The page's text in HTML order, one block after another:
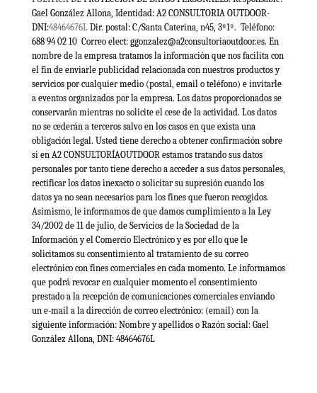
Gael González Allona, Identidad: A2 CONSULTORIA OUTDOOR-
DNI:48464676LDir. postal: C/Santa Caterina, n45, 3º1º. Teléfono:
688 94 02 10 Correo elect: ggonzalez@a2consultoriaoutdoor.es. En
nombre de la empresa tratamos la información que nos facilita con
el fin de enviarle publicidad relacionada con nuestros productos y
servicios por cualquier medio (postal, email o teléfono) e invitarle
a eventos organizados por la empresa. Los datos proporcionados se
conservarán mientras no solicite el cese de la actividad. Los datos
no se cederán a terceros salvo en los casos en que exista una
obligación legal. Usted tiene derecho a obtener confirmación sobre
si en A2 CONSULTORÍAOUTDOOR estamos tratando sus datos
personales por tanto tiene derecho a acceder a sus datos personales,
rectificar los datos inexacto o solicitar su supresión cuando los
datos ya no sean necesarios para los fines que fueron recogidos.
Asimismo, le informamos de que damos cumplimiento a la Ley
34/2002 de 11 de julio, de Servicios de la Sociedad de la
Información y el Comercio Electrónico y es por ello que le
solicitamos su consentimiento al tratamiento de su correo
electrónico con fines comerciales en cada momento. Le informamos
que podrá revocar en cualquier momento el consentimiento
prestado a la recepción de comunicaciones comerciales enviando
un e-mail a la dirección de correo electrónico: (email) con la
siguiente información: Nombre y apellidos o Razón social: Gael
González Allona, DNI: 48464676L